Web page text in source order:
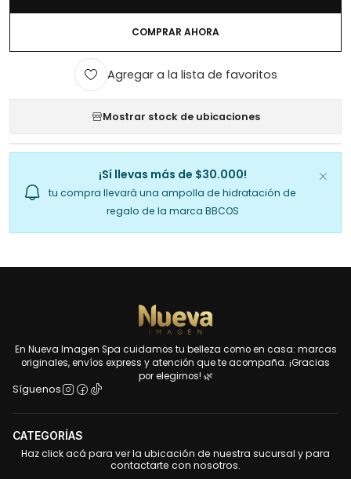
COMPRAR AHORA
Agregar a la lista de favoritos
Mostrar stock de ubicaciones
¡Sí llevas más de $30.000!
tu compra llevará una ampolla de hidratación de
regalo de la marca BBCOS
En Nueva Imagen Spa cuidamos tu belleza como en casa: marcas
originales, envíos express y atención que te acompaña. ¡Gracias
por elegirnos! 🌿
Síguenos
CATEGORÍAS
Haz click acá para ver la ubicación de nuestra sucursal y para
contactarte con nosotros.